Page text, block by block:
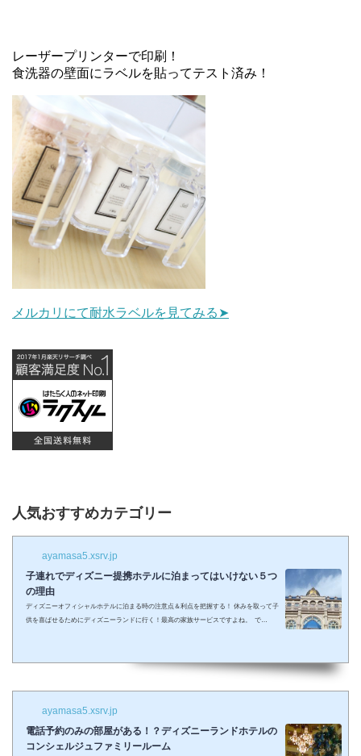
レーザープリンターで印刷！
食洗器の壁面にラベルを貼ってテスト済み！
メルカリにて耐水ラベルを見てみる➤
人気おすすめカテゴリー
ayamasa5.xsrv.jp
子連れでディズニー提携ホテルに泊まってはいけない５つ
の理由
ディズニーオフィシャルホテルに泊まる時の注意点＆利点を把握する！ 休みを取って子
供を喜ばせるためにディズニーランドに行く！最高の家族サービスですよね。 で
ラした夢の国を可愛い我が子に見せたかったのに・・・。 そんな時、「ディズニーラ...
ayamasa5.xsrv.jp
電話予約のみの部屋がある！？ディズニーランドホテルの
コンシェルジュファミリールーム